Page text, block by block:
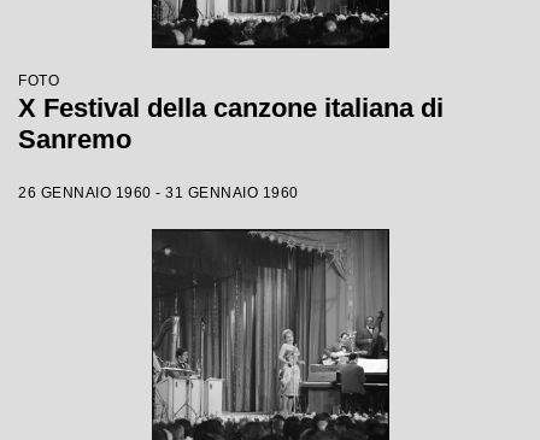
FOTO
X Festival della canzone italiana di
Sanremo
26 GENNAIO 1960 - 31 GENNAIO 1960